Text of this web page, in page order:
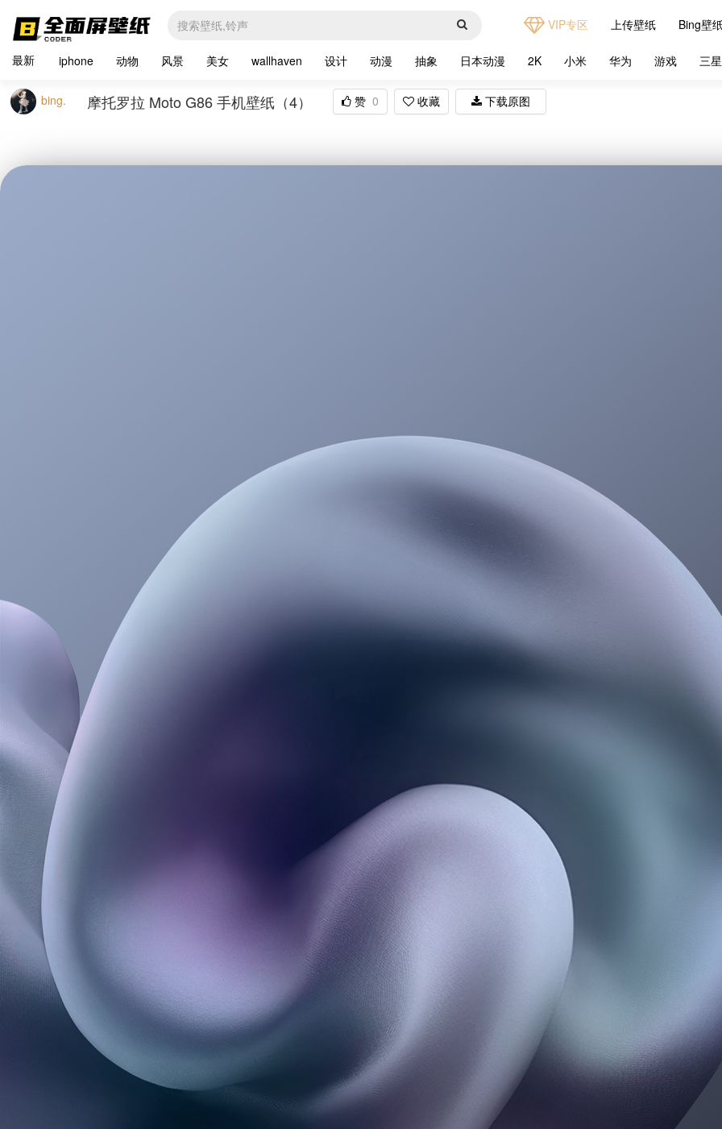
VIP专区 上传壁纸 Bing壁
最新 iphone 动物 风景 美女 wallhaven 设计 动漫 抽象 日本动漫 2K 小米 华为 游戏 三星
bing. 摩托罗拉 Moto G86 手机壁纸（4） 赞 0 收藏 下载原图